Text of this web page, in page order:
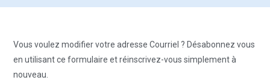
Vous voulez modifier votre adresse Courriel ? Désabonnez vous
en utilisant ce formulaire et réinscrivez-vous simplement à
nouveau.